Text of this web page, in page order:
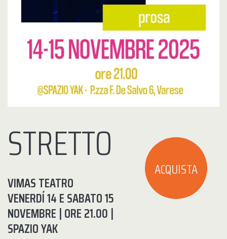
ACQUISTA
STRETTO
VIMAS TEATRO
VENERDÍ 14 E SABATO 15
NOVEMBRE | ORE 21.00 |
SPAZIO YAK